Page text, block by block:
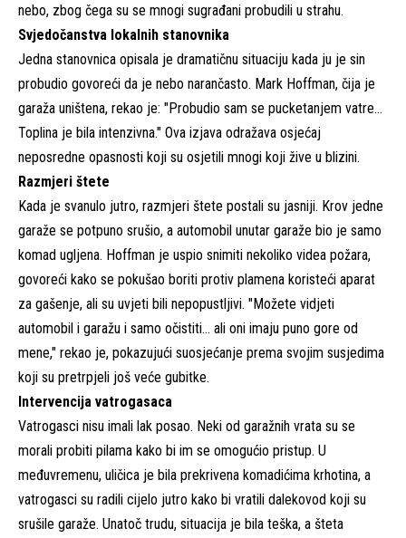
nebo, zbog čega su se mnogi sugrađani probudili u strahu.
Svjedočanstva lokalnih stanovnika
Jedna stanovnica opisala je dramatičnu situaciju kada ju je sin
probudio govoreći da je nebo narančasto. Mark Hoffman, čija je
garaža uništena, rekao je: "Probudio sam se pucketanjem vatre…
Toplina je bila intenzivna." Ova izjava odražava osjećaj
neposredne opasnosti koji su osjetili mnogi koji žive u blizini.
Razmjeri štete
Kada je svanulo jutro, razmjeri štete postali su jasniji. Krov jedne
garaže se potpuno srušio, a automobil unutar garaže bio je samo
komad ugljena. Hoffman je uspio snimiti nekoliko videa požara,
govoreći kako se pokušao boriti protiv plamena koristeći aparat
za gašenje, ali su uvjeti bili nepopustljivi. "Možete vidjeti
automobil i garažu i samo očistiti… ali oni imaju puno gore od
mene," rekao je, pokazujući suosjećanje prema svojim susjedima
koji su pretrpjeli još veće gubitke.
Intervencija vatrogasaca
Vatrogasci nisu imali lak posao. Neki od garažnih vrata su se
morali probiti pilama kako bi im se omogućio pristup. U
međuvremenu, uličica je bila prekrivena komadićima krhotina, a
vatrogasci su radili cijelo jutro kako bi vratili dalekovod koji su
srušile garaže. Unatoč trudu, situacija je bila teška, a šteta